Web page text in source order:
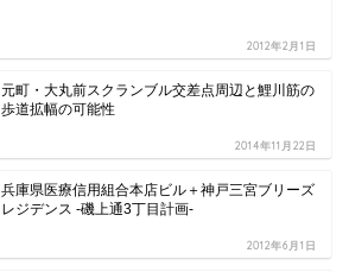
2012年2月1日
元町・大丸前スクランブル交差点周辺と鯉川筋の
歩道拡幅の可能性
2014年11月22日
兵庫県医療信用組合本店ビル＋神戸三宮ブリーズ
レジデンス -磯上通3丁目計画-
2012年6月1日